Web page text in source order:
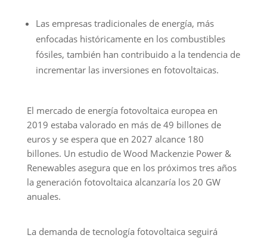
Las empresas tradicionales de energía, más
enfocadas históricamente en los combustibles
fósiles, también han contribuido a la tendencia de
incrementar las inversiones en fotovoltaicas.
El mercado de energía fotovoltaica europea en
2019 estaba valorado en más de 49 billones de
euros y se espera que en 2027 alcance 180
billones. Un estudio de Wood Mackenzie Power &
Renewables asegura que en los próximos tres años
la generación fotovoltaica alcanzaría los 20 GW
anuales.
La demanda de tecnología fotovoltaica seguirá